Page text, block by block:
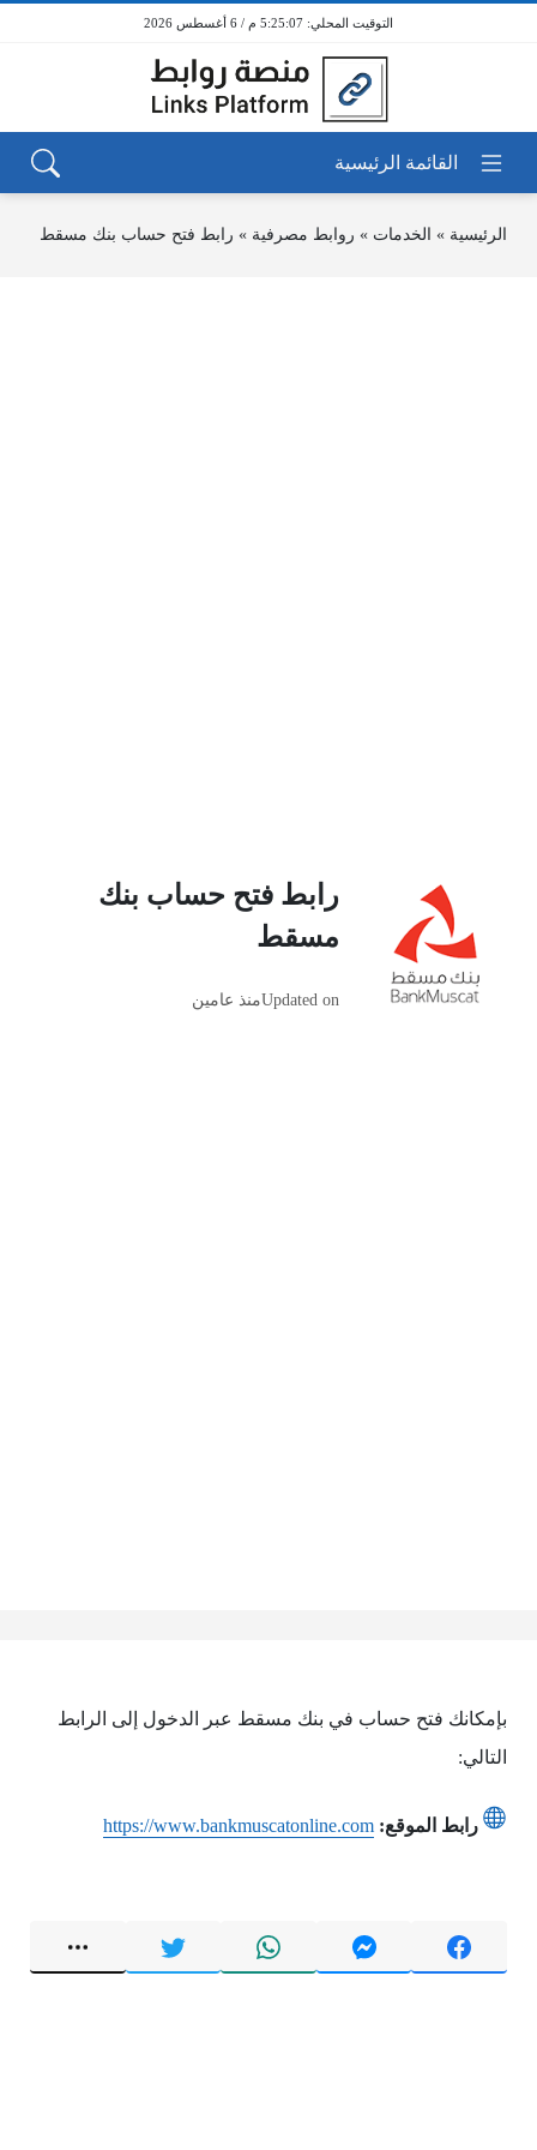
5:25:08 م / 6 أغسطس 2026
الرئيسية » الخدمات » روابط مصرفية » رابط فتح حساب بنك مسقط
رابط فتح حساب بنك
مسقط
Updated onمنذ عامين
بإمكانك فتح حساب في بنك مسقط عبر الدخول إلى الرابط
التالي:
رابط الموقع: https://www.bankmuscatonline.com